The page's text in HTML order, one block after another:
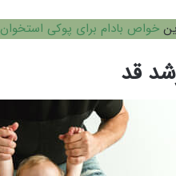
خواص بادام برای پوکی استخوان
قد